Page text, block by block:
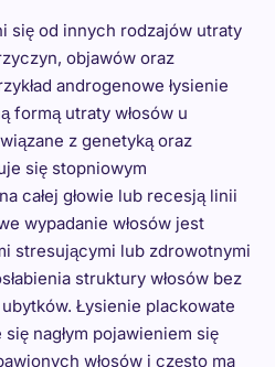
się od innych rodzajów utraty
objawów oraz
androgenowe łysienie
formą utraty włosów u
z genetyką oraz
się stopniowym
całej głowie lub recesją linii
wypadanie włosów jest
stresującymi lub zdrowotnymi
struktury włosów bez
Łysienie plackowate
nagłym pojawieniem się
włosów i często ma